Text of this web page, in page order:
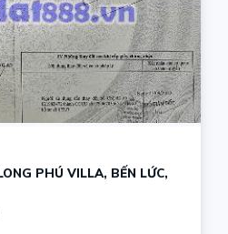
PHÚ VILLA, BẾN LỨC,